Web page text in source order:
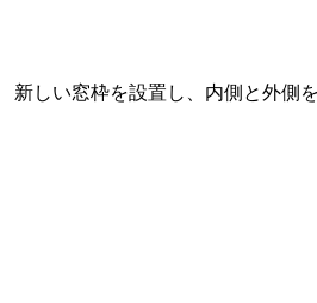
新しい窓枠を設置し、内側と外側